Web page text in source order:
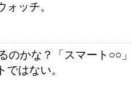
ッチ。
のかな？「スマート○○
はない。